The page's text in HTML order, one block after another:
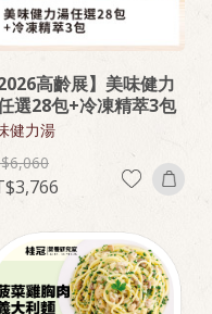
2026高齡展】美味健力
選28包+冷凍精萃3包
健力湯
6,060
3,766